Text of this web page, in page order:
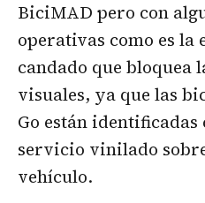
BiciMAD pero con
operativas como es la
candado que bloquea
visuales, ya que las
Go están
servicio vinilado
vehículo.